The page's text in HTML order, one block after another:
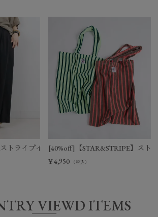
トライプイージーパンツ[40%off]【STAR&STRIPE】スト
¥4,950 （税込）
VIEWD ITEMS